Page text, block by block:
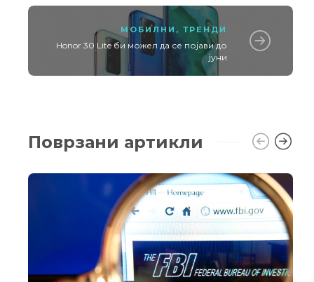
МОБИЛНИ , ТРЕНДИ
Honor 30 Lite би можел да се појави до
јуни
Поврзани артикли